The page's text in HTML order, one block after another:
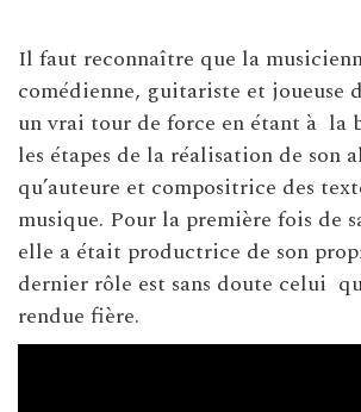
Il faut reconnaître que la
comédienne, guitariste et joueuse
un vrai tour de force en étant à la
les étapes de la réalisation de son
qu’auteure et compositrice des
musique. Pour la première fois de
elle a était productrice de son
dernier rôle est sans doute celui
rendue fière.